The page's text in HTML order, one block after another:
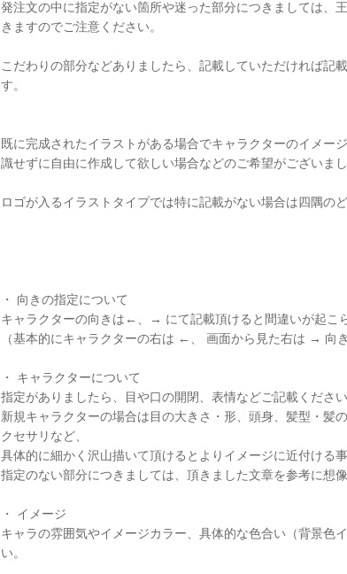
発注文の中に指定がない箇所や迷った部分につきましては、
きますのでご注意ください。
こだわりの部分などありましたら、記載していただければ記
す。
既に完成されたイラストがある場合でキャラクターのイメー
識せずに自由に作成して欲しい場合などのご希望がございま
ロゴが入るイラストタイプでは特に記載がない場合は四隅の
・ 向きの指定について
キャラクターの向きは←、→ にて記載頂けると間違いが起こ
（基本的にキャラクターの右は ←、 画面から見た右は → 向き
・ キャラクターについて
指定がありましたら、目や口の開閉、表情などご記載ください
新規キャラクターの場合は目の大きさ・形、頭身、髪型・髪
クセサリなど、
具体的に細かく沢山描いて頂けるとよりイメージに近付ける
指定のない部分につきましては、頂きました文章を参考に想
・ イメージ
キャラの雰囲気やイメージカラー、具体的な色合い（背景色
い。